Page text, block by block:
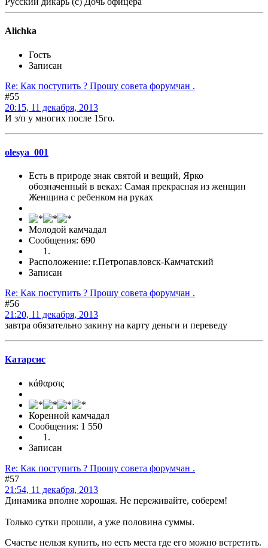
Alichka
Гость
Записан
Re: Как поступить ? Прошу совета форумчан .
#55
20:15, 11 декабря, 2013
И з/п у многих после 15го.
olesya_001
Есть в природе знак святой и вещий, Ярко
обозначенный в веках: Самая прекрасная из женщин
Женщина с ребенком на руках
Молодой камчадал
Сообщения: 690
Расположение: г.Петропавловск-Камчатский
Записан
Re: Как поступить ? Прошу совета форумчан .
#56
21:20, 11 декабря, 2013
завтра обязательно закину на карту деньги и переведу
Катарсис
κάθαρσις
Коренной камчадал
Сообщения: 1 550
Записан
Re: Как поступить ? Прошу совета форумчан .
#57
21:54, 11 декабря, 2013
Динамика вполне хорошая. Не переживайте, соберем!
Только сутки прошли, а уже половина суммы.
Счастье нельзя купить, но есть места где его можно встретить.